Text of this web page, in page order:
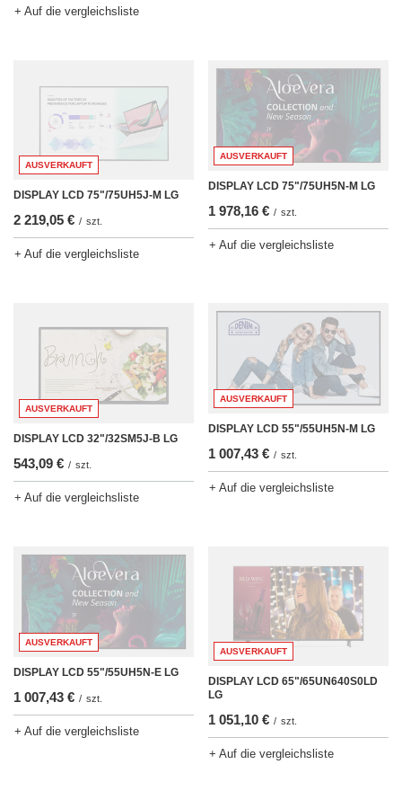
+ Auf die vergleichsliste
AUSVERKAUFT
DISPLAY LCD 75"/75UH5J-M LG
2 219,05 € / szt.
+ Auf die vergleichsliste
AUSVERKAUFT
DISPLAY LCD 75"/75UH5N-M LG
1 978,16 € / szt.
+ Auf die vergleichsliste
AUSVERKAUFT
DISPLAY LCD 32"/32SM5J-B LG
543,09 € / szt.
+ Auf die vergleichsliste
AUSVERKAUFT
DISPLAY LCD 55"/55UH5N-M LG
1 007,43 € / szt.
+ Auf die vergleichsliste
AUSVERKAUFT
DISPLAY LCD 55"/55UH5N-E LG
1 007,43 € / szt.
+ Auf die vergleichsliste
AUSVERKAUFT
DISPLAY LCD 65"/65UN640S0LD
LG
1 051,10 € / szt.
+ Auf die vergleichsliste